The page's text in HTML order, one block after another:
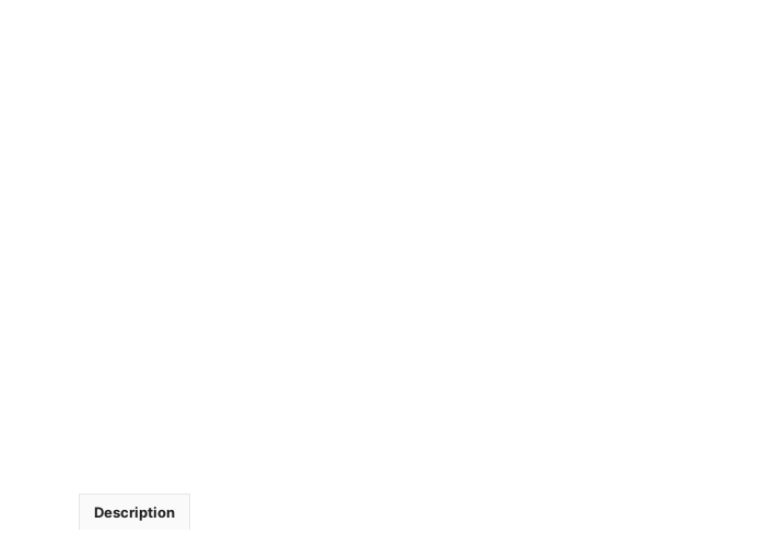
Description